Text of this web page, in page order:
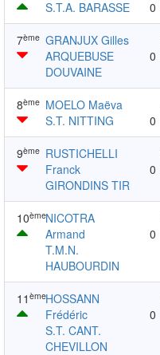
S.T.A. BARASSE
0
7ème GRANJUX Gilles
ARQUEBUSE
DOUVAINE
0
8ème MOELO Maëva
S.T. NITTING
0
9ème RUSTICHELLI
Franck
GIRONDINS TIR
0
10èmeNICOTRA
Armand
T.M.N.
HAUBOURDIN
0
11 èmeHOSSANN
Frédéric
S.T. CANT.
CHEVILLON
0